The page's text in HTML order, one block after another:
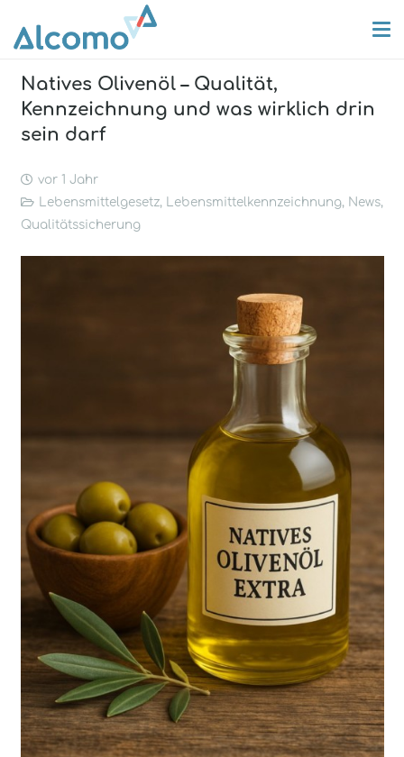
Natives Olivenöl – Qualität,
Kennzeichnung und was wirklich drin
sein darf
vor 1 Jahr
Lebensmittelgesetz, Lebensmittelkennzeichnung, News,
Qualitätssicherung